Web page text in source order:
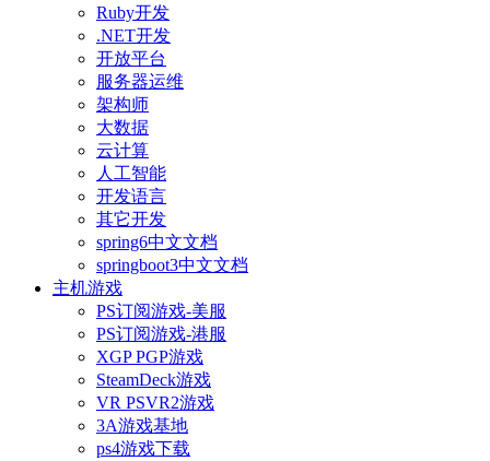
Ruby开发
.NET开发
开放平台
服务器运维
架构师
大数据
云计算
人工智能
开发语言
其它开发
spring6中文文档
springboot3中文文档
主机游戏
PS订阅游戏-美服
PS订阅游戏-港服
XGP PGP游戏
SteamDeck游戏
VR PSVR2游戏
3A游戏基地
ps4游戏下载